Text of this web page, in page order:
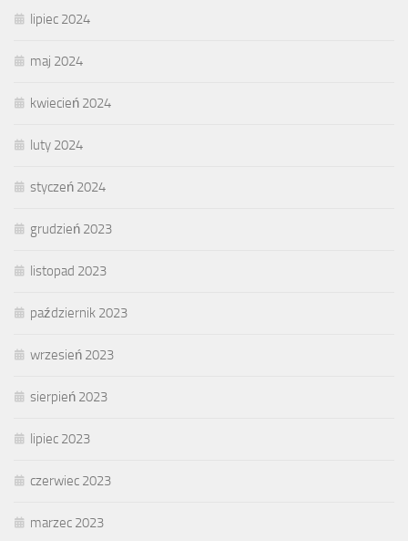
lipiec 2024
maj 2024
kwiecień 2024
luty 2024
styczeń 2024
grudzień 2023
listopad 2023
październik 2023
wrzesień 2023
sierpień 2023
lipiec 2023
czerwiec 2023
marzec 2023